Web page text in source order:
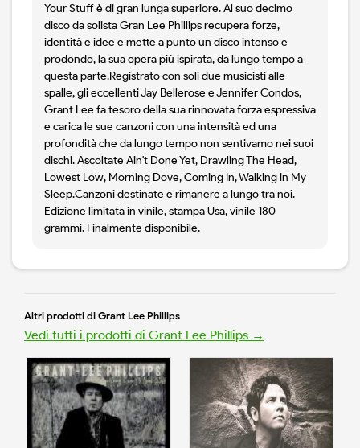
Your Stuff è di gran lunga superiore. Al suo decimo
disco da solista Gran Lee Phillips recupera forze,
identità e idee e mette a punto un disco intenso e
prodondo, la sua opera più ispirata, da lungo tempo a
questa parte.Registrato con soli due musicisti alle
spalle, gli eccellenti Jay Bellerose e Jennifer Condos,
Grant Lee fa tesoro della sua rinnovata forza espressiva
e carica le sue canzoni con una intensità ed una
profondità che da lungo tempo non sentivamo nei suoi
dischi. Ascoltate Ain't Done Yet, Drawling The Head,
Lowest Low, Morning Dove, Coming In, Walking in My
Sleep.Canzoni destinate e rimanere a lungo tra noi.
Edizione limitata in vinile, stampa Usa, vinile 180
grammi. Finalmente disponibile.
Altri prodotti di Grant Lee Phillips
Vedi tutti i prodotti di Grant Lee Phillips →